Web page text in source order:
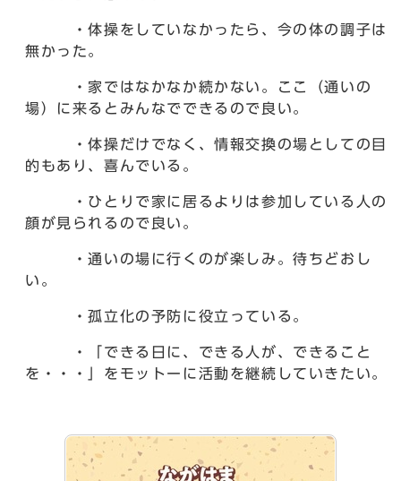
・体操をしていなかったら、今の体の調子は
無かった。
・家ではなかなか続かない。ここ（通いの
場）に来るとみんなでできるので良い。
・体操だけでなく、情報交換の場としての目
的もあり、喜んでいる。
・ひとりで家に居るよりは参加している人の
顔が見られるので良い。
・通いの場に行くのが楽しみ。待ちどおし
い。
・孤立化の予防に役立っている。
・「できる日に、できる人が、できること
を・・・」をモットーに活動を継続していきたい。